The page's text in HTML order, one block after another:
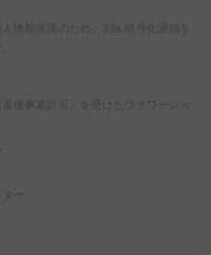
人情報保護のため、SSL暗号化通信を
便事業許可」を受けたフラワーショ